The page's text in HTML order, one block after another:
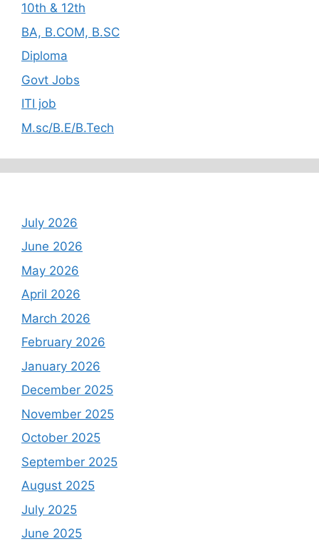
10th & 12th
BA, B.COM, B.SC
Diploma
Govt Jobs
ITI job
M.sc/B.E/B.Tech
July 2026
June 2026
May 2026
April 2026
March 2026
February 2026
January 2026
December 2025
November 2025
October 2025
September 2025
August 2025
July 2025
June 2025